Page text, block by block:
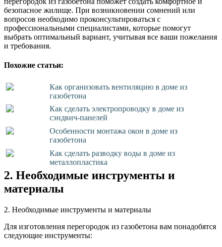
безопасное жилище. При возникновении сомнений или
вопросов необходимо проконсультироваться с
профессиональными специалистами, которые помогут
выбрать оптимальный вариант, учитывая все ваши пожелания
и требования.
Похожие статьи:
Как организовать вентиляцию в доме из
газобетона
Как сделать электропроводку в доме из
сэндвич-панелей
Особенности монтажа окон в доме из
газобетона
Как сделать разводку воды в доме из
металлопластика
2. Необходимые инструменты и
материалы
2. Необходимые инструменты и материалы
Для изготовления перегородок из газобетона вам понадобятся
следующие инструменты: